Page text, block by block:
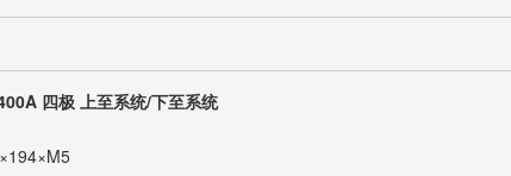
四极 上至系统/下至系统